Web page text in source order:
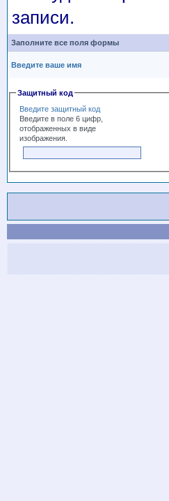
записи.
Заполните все поля формы
Введите ваше имя
Защитный код
Введите защитный код
Введите в поле 6 цифр,
отображенных в виде
изображения.